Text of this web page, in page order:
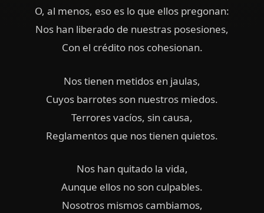
O, al menos, eso es lo que ellos pregonan:
Nos han liberado de nuestras posesiones,
Con el crédito nos cohesionan.
Nos tienen metidos en jaulas,
Cuyos barrotes son nuestros miedos.
Terrores vacíos, sin causa,
Reglamentos que nos tienen quietos.
Nos han quitado la vida,
Aunque ellos no son culpables.
Nosotros mismos cambiamos,